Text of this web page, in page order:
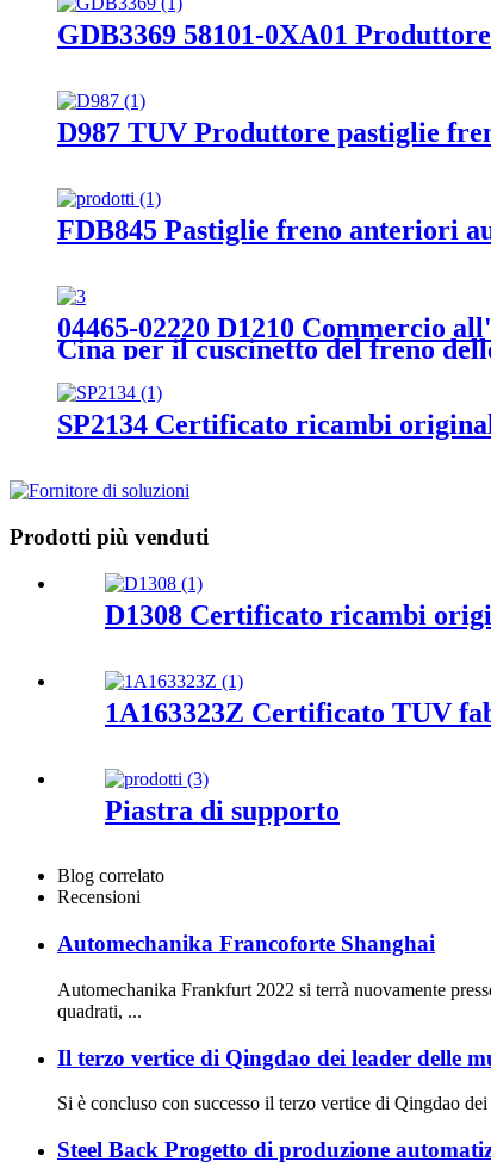
GDB3369 58101-0XA01
D987 TUV Produttore pastiglie
FDB845 Pastiglie freno anteriori
04465-02220 D1210 Commercio
Cina per il cuscinetto del freno
SP2134 Certificato ricambi
Prodotti più venduti
D1308 Certificato ricambi
1A163323Z Certificato TUV
Piastra di supporto
Blog correlato
Recensioni
Automechanika Francoforte Shanghai
Automechanika Frankfurt 2022 si terrà nuovamente
quadrati, ...
Il terzo vertice di Qingdao dei leader delle
Si è concluso con successo il terzo vertice di Qingdao
Steel Back Progetto di produzione